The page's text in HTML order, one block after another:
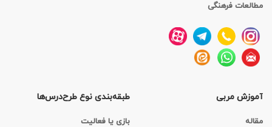
مطالعات فرهنگی
آموزش مربی
مقاله
طبقه‌بندی نوع طرح‌درس‌ها
بازی یا فعالیت